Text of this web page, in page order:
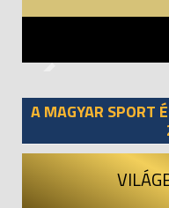
A MAGYAR SPORT